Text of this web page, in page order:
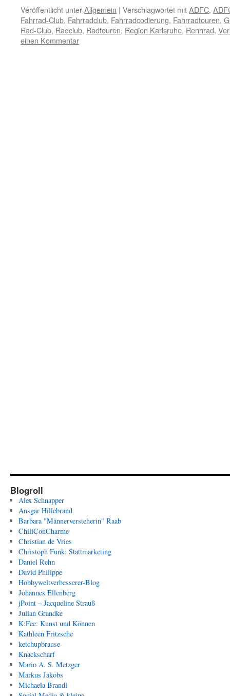
Veröffentlicht unterAllgemein | Verschlagwortet mitADFC,
Fahrrad-Club, Fahrradclub, Fahrradcodierung, Fahrradtouren,
Rad-Club, Radclub, Radtouren, Region Karlsruhe, Rennrad,
einen Kommentar
Blogroll
Alex Schnapper
Ansgar Hillebrand
Barbara "Männerversteherin" Raab
ChiliConCharme
Christian de Vries
Christoph Funk: Stattmarketing
Daniel Rehn
David Philippe
Hobbyweltverbesserer-Blog
Johannes Ellenberg
jPoint – Jacqueline Strauß
Julian Grandke
K:Fee: Kunst und Können
Kathleen Fritzsche
ketchupbrause
Knackscharf
Mario A. S. Metzger
Markus Jakobs
Michaela Brandl